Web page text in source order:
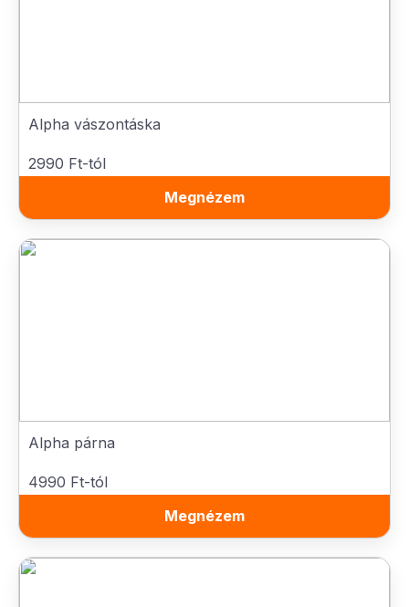
Alpha vászontáska
2990 Ft-tól
Megnézem
Alpha párna
4990 Ft-tól
Megnézem